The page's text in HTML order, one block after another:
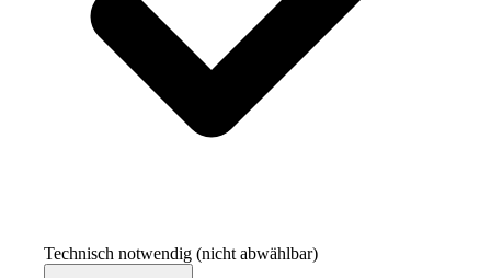
Technisch notwendig (nicht abwählbar)